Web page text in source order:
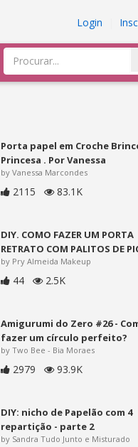
Login
Porta papel em Croche
Princesa . Por Vanessa
by Vanessa Marcondes
2115 83.1K
DIY. COMO FAZER UM PORTA
RETRATO COM PALITOS DE
by Pry Almeida Makeup
44 2.5K
Amigurumi do Zero #26 -
fazer um círculo perfeito?
by Two Bee - Bia Moraes
2979 93.9K
DIY: nicho de Papelão com 4
repartição - parte 2
by Sandra Tudo Junto e Misturado